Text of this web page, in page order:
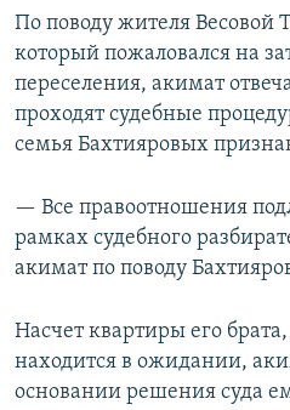
По поводу жителя Весовой
который пожаловался на
переселения, акимат
проходят судебные
семья Бахтияровых
— Все правоотношения
рамках судебного
акимат по поводу
Насчет квартиры его
находится в ожидании,
основании решения суда